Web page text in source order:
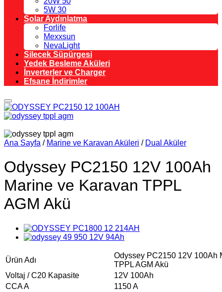
5W 30
Solar Aydınlatma
Forlife
Mexxsun
NevaLight
Silecek Süpürgesi
Yedek Besleme Aküleri
İnverterler ve Charger
Efsane İndirimler
Ana Sayfa / Marine ve Karavan Aküleri / Dual Aküler
Odyssey PC2150 12V 100Ah
Marine ve Karavan TPPL
AGM Akü
Ürün Adı
Odyssey PC2150 12V 100Ah
TPPL AGM Akü
Voltaj / C20 Kapasite
12V 100Ah
CCA A
1150 A